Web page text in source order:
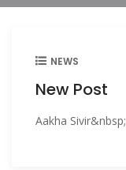
NEWS
New Post
Aakha Sivir&nbsp;